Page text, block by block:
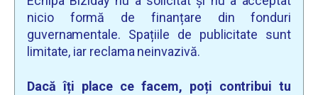
nicio formă de finanțare din fonduri
guvernamentale. Spațiile de publicitate sunt
limitate, iar reclama neinvazivă.
Dacă îți place ce facem, poți contribui tu